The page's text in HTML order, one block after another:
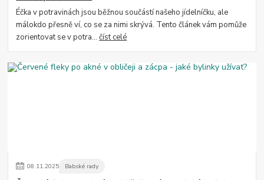
Éčka v potravinách jsou běžnou součástí našeho jídelníčku, ale
málokdo přesně ví, co se za nimi skrývá. Tento článek vám pomůže
zorientovat se v potra...číst celé
08.11.2025 Babské rady